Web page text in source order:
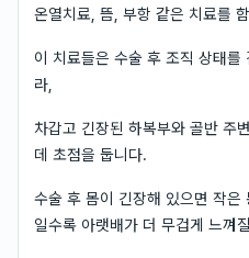
온열치료, 뜸, 부항 같은 치료를
이 치료들은 수술 후 조직 상태를
라,
차갑고 긴장된 하복부와 골반 주
데 초점을 둡니다.
수술 후 몸이 긴장해 있으면 작
일수록 아랫배가 더 무겁게 느껴